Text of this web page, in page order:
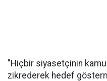
"Hiçbir siyasetçinin
zikrederek hedef